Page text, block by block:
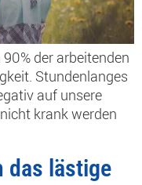
der arbeitenden
Stundenlanges
auf unsere
krank werden
das lästige